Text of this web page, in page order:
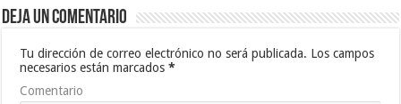
Deja un comentario
Tu dirección de correo electrónico no será publicada. Los campos
necesarios están marcados*
Comentario